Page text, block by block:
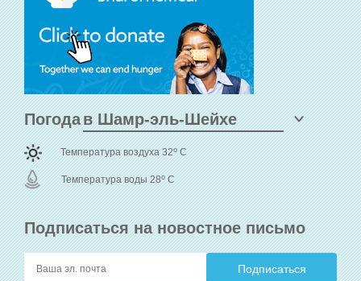
Подписаться на новостное письмо
Погода
Температура воздуха 32o C
Температура воды 28o C